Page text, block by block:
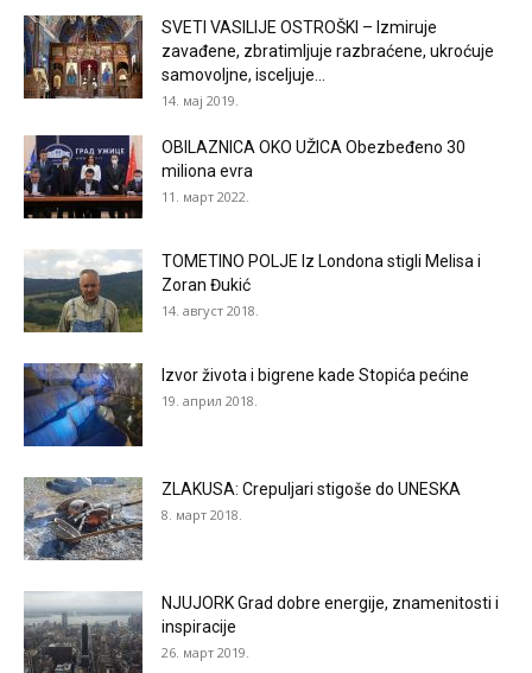
SVETI VASILIJE OSTROŠKI – Izmiruje
zavađene, zbratimljuje razbraćene, ukroćuje
samovoljne, isceljuje...
14. мај 2019.
OBILAZNICA OKO UŽICA Obezbeđeno 30
miliona evra
11. март 2022.
TOMETINO POLJE Iz Londona stigli Melisa i
Zoran Đukić
14. август 2018.
Izvor života i bigrene kade Stopića pećine
19. април 2018.
ZLAKUSA: Crepuljari stigoše do UNESKA
8. март 2018.
NJUJORK Grad dobre energije, znamenitosti i
inspiracije
26. март 2019.